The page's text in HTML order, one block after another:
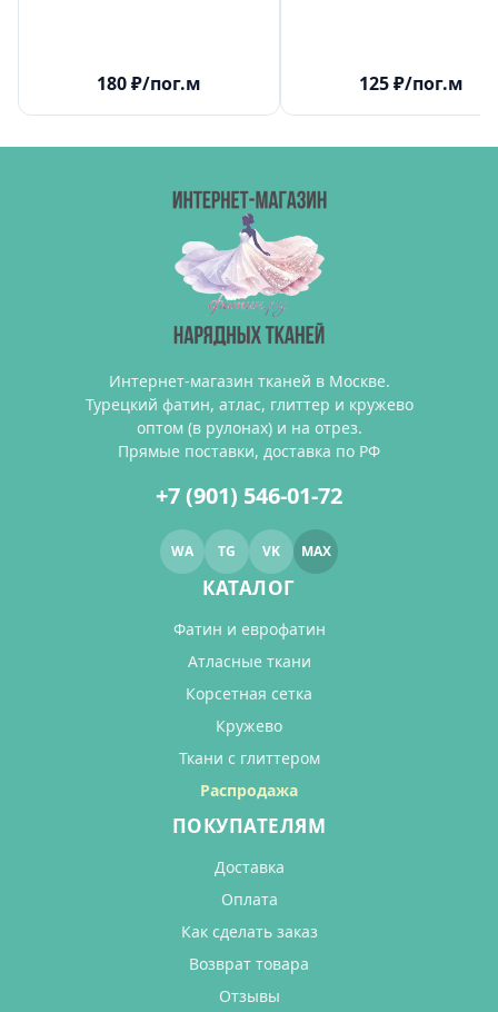
180₽/пог.м 125₽/пог.м
Интернет-магазин тканей в Москве.
Турецкий фатин, атлас, глиттер и кружево
оптом (в рулонах) и на отрез.
Прямые поставки, доставка по РФ
+7 (901) 546-01-72
WA TG VK MAX
КАТАЛОГ
Фатин и еврофатин
Атласные ткани
Корсетная сетка
Кружево
Ткани с глиттером
Распродажа
ПОКУПАТЕЛЯМ
Доставка
Оплата
Как сделать заказ
Возврат товара
Отзывы